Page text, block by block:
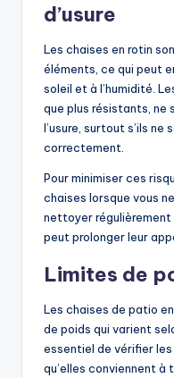
d’usure
Les chaises en rotin
éléments, ce qui peut
soleil et à l’humidité.
que plus résistants, ne
l’usure, surtout s’ils
correctement.
Pour minimiser ces
chaises lorsque vous
nettoyer
peut prolonger leur
Limites de
Les chaises de patio
de poids qui varient
essentiel de vérifier
qu’elles conviennent à